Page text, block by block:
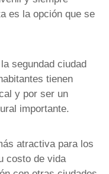
es la opción que se
segundad ciudad
tienen
y por ser un
importante.
atractiva para los
costo de vida